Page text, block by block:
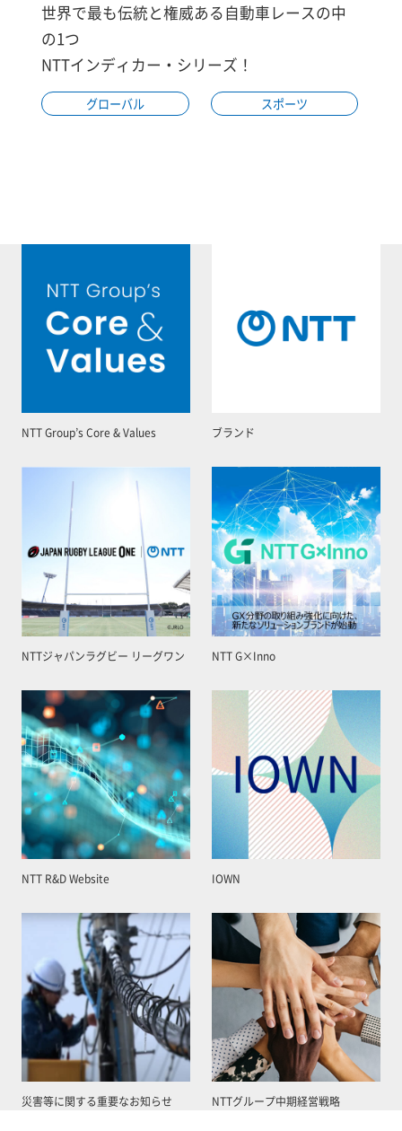
世界で最も伝統と権威ある自動車レースの中
の1つ
NTTインディカー・シリーズ！
グローバル スポーツ
NTT Group’s Core & Values ブランド
NTTジャパンラグビー リーグワン NTT G×Inno
NTT R&D Website IOWN
災害等に関する重要なお知らせ NTTグループ中期経営戦略